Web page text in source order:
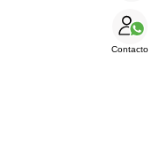
Contacto